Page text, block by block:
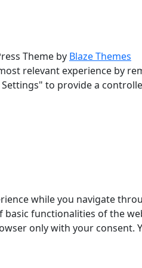
Theme by Blaze Themes
relevant experience by
to provide a
while you navigate
functionalities of the
only with your